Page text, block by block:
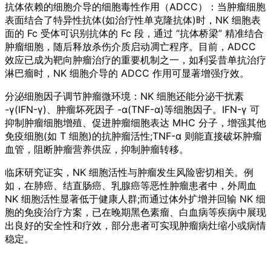
抗体依赖的细胞介导的细胞毒性作用（ADCC）：当肿瘤细胞
表面结合了特异性抗体(如治疗性单克隆抗体)时，NK 细胞表
面的 Fc 受体可识别抗体的 Fc 段，通过 “抗体桥梁” 精准结合
肿瘤细胞，随后释放杀伤介质启动凋亡程序。目前，ADCC
效应已成为靶向肿瘤治疗的重要机制之一，如利妥昔单抗治疗
淋巴瘤时，NK 细胞介导的 ADCC 作用可显著增强疗效。
分泌细胞因子调节肿瘤微环境：NK 细胞还能分泌干扰素
-γ(IFN-γ)、肿瘤坏死因子 -α(TNF-α)等细胞因子。IFN-γ 可
抑制肿瘤细胞增殖、促进肿瘤细胞表达 MHC 分子，增强其他
免疫细胞(如 T 细胞)的抗肿瘤活性;TNF-α 则能直接破坏肿瘤
血管，阻断肿瘤营养供应，抑制肿瘤转移。
临床研究证实，NK 细胞活性与肿瘤发生风险密切相关。例
如，在肺癌、结直肠癌、乳腺癌等恶性肿瘤患者中，外周血
NK 细胞活性显著低于健康人群;而通过体外扩增并回输 NK 细
胞的免疫治疗方案，已在晚期黑色素瘤、白血病等疾病中展现
出良好的安全性和疗效，部分患者可实现肿瘤病灶缩小或病情
稳定。